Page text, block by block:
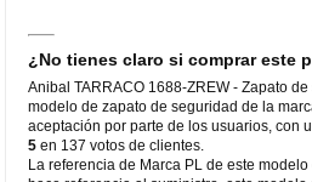
¿No tienes claro si comprar este
Anibal TARRACO 1688-ZREW - Zapato
modelo de zapato de seguridad de la
aceptación por parte de los usuarios, con
5 en 137 votos de clientes.
La referencia de Marca PL de este